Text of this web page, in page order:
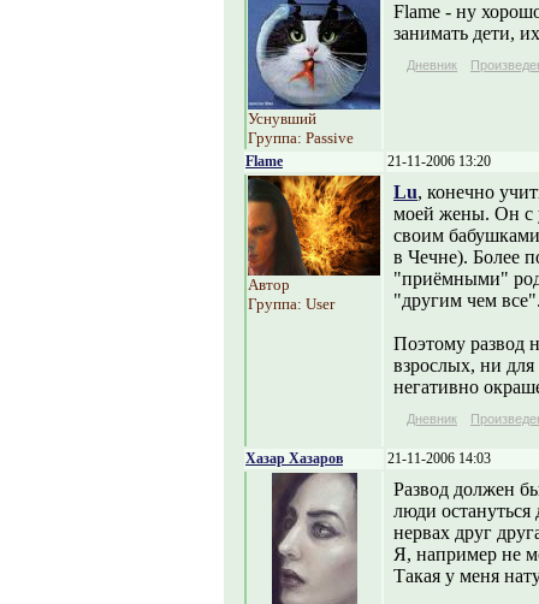
Уснувший
Группа: Passive
Flame - ну
занимать дети,
Дневник
Flame 21-11-2006 13:20
Автор
Группа: User
Lu, конечно
моей жены. Он с
своим
в Чечне). Более
"приёмными"
"другим чем
Поэтому развод
взрослых, ни
негативно
Дневник
Хазар Хазаров 21-11-2006 14:03
Развод должен
люди
нервах друг
Я, например не
Такая у меня